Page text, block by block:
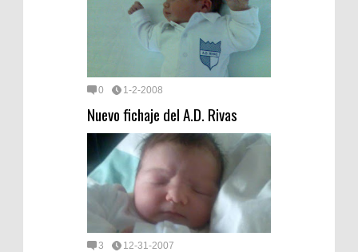
0 1-2-2008
Nuevo fichaje del A.D. Rivas
3 12-31-2007